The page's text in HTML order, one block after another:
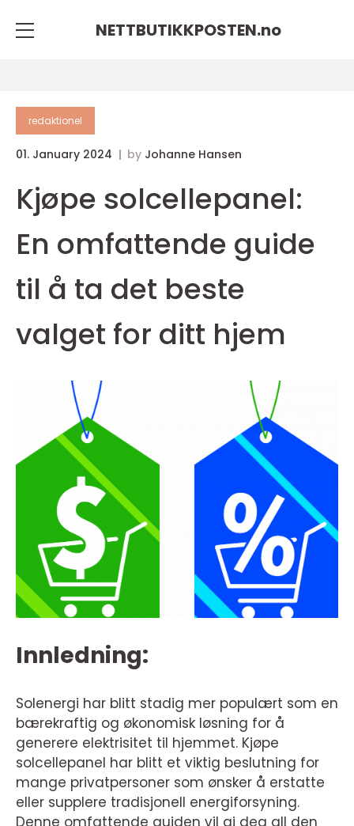
NETTBUTIKKPOSTEN.no
redaktionel
01. January 2024 by Johanne Hansen
Kjøpe solcellepanel:
En omfattende guide
til å ta det beste
valget for ditt hjem
Innledning:
Solenergi har blitt stadig mer populært som en
bærekraftig og økonomisk løsning for å
generere elektrisitet til hjemmet. Kjøpe
solcellepanel har blitt et viktig beslutning for
mange privatpersoner som ønsker å erstatte
eller supplere tradisjonell energiforsyning.
Denne omfattende guiden vil gi deg all den